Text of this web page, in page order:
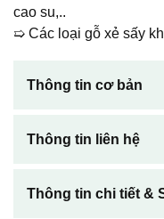
cao su,..
➯ Các loại gỗ xẻ sấy
Thông tin cơ bản
Thông tin liên hệ
Thông tin chi tiết &